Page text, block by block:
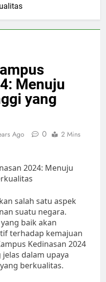
Menuju
yang
Ago 0 2 Mins
2024: Menuju
salah satu aspek
suatu negara.
baik akan
terhadap kemajuan
Kedinasan 2024
dalam upaya
berkualitas.